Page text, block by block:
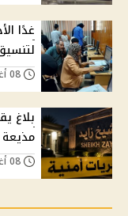
غدًا
لتنسيق
بلاغ
مذيعة